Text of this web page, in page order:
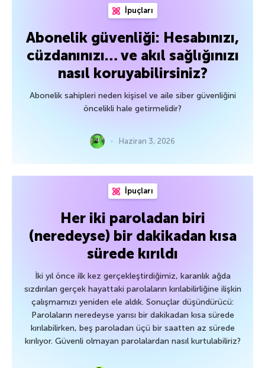
İpuçları
Abonelik güvenliği: Hesabınızı,
cüzdanınızı… ve akıl sağlığınızı
nasıl koruyabilirsiniz?
Abonelik sahipleri neden kişisel ve aile siber güvenliğini
öncelikli hale getirmelidir?
Haziran 3, 2026
İpuçları
Her iki paroladan biri
(neredeyse) bir dakikadan kısa
sürede kırıldı
İki yıl önce ilk kez gerçekleştirdiğimiz, karanlık ağda
sızdırılan gerçek hayattaki parolaların kırılabilirliğine ilişkin
çalışmamızı yeniden ele aldık. Sonuçlar düşündürücü:
Parolaların neredeyse yarısı bir dakikadan kısa sürede
kırılabilirken, beş paroladan üçü bir saatten az sürede
kırılıyor. Güvenli olmayan parolalardan nasıl kurtulabiliriz?